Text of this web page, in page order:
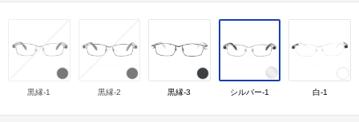
黒縁-1 黒縁-2 黒縁-3 シルバー-1 白-1